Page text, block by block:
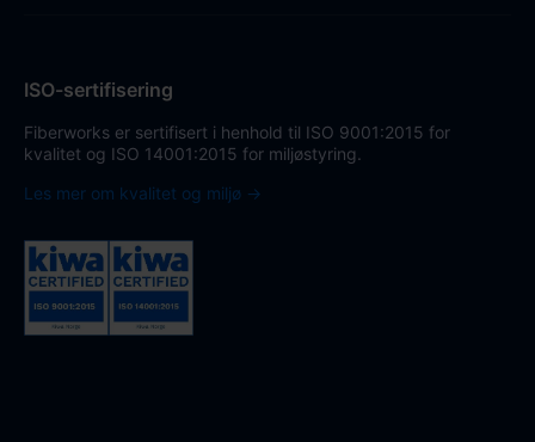
ISO-sertifisering
Fiberworks er sertifisert i henhold til ISO 9001:2015 for
kvalitet og ISO 14001:2015 for miljøstyring.
Les mer om kvalitet og miljø →